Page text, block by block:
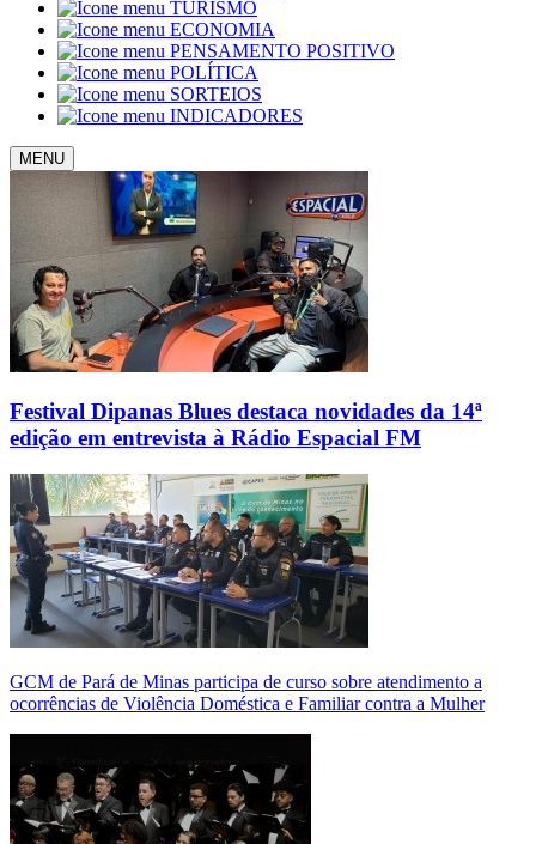
TURISMO
ECONOMIA
PENSAMENTO POSITIVO
POLÍTICA
SORTEIOS
INDICADORES
MENU
Festival Dipanas Blues destaca novidades da 14ª
edição em entrevista à Rádio Espacial FM
GCM de Pará de Minas participa de curso sobre atendimento a
ocorrências de Violência Doméstica e Familiar contra a Mulher